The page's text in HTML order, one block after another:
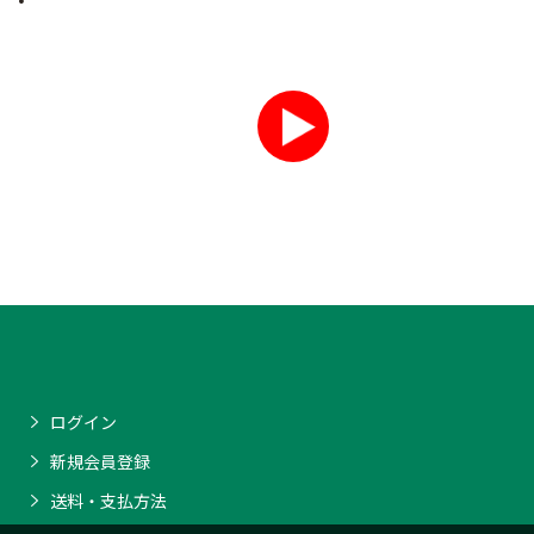
ログイン
新規会員登録
送料・支払方法